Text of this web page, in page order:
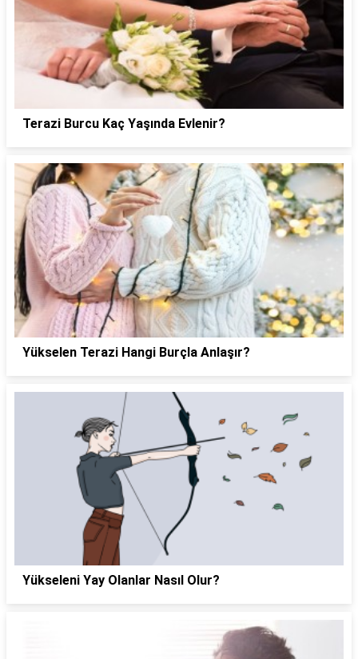
Terazi Burcu Kaç Yaşında Evlenir?
Yükselen Terazi Hangi Burçla Anlaşır?
Yükseleni Yay Olanlar Nasıl Olur?